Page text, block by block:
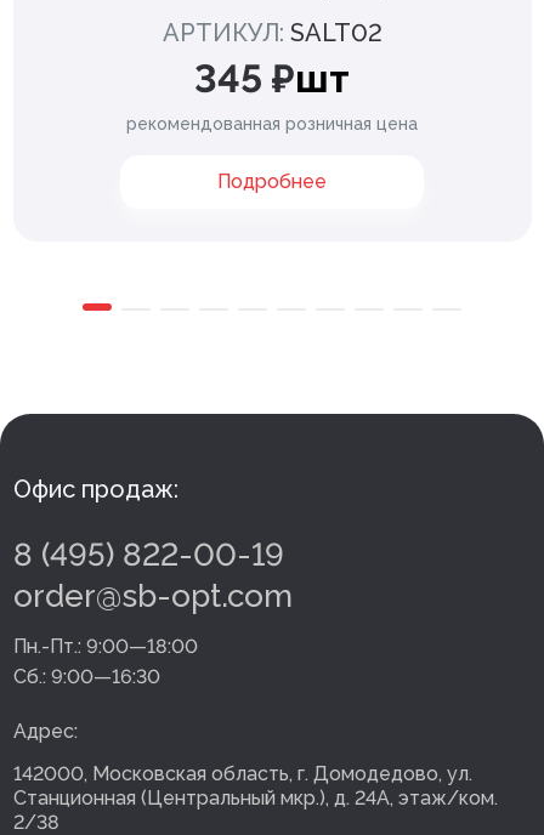
АРТИКУЛ: SALT02
345 ₽шт
рекомендованная розничная цена
Подробнее
Офис продаж:
8 (495) 822-00-19
order@sb-opt.com
Пн.-Пт.: 9:00—18:00
Сб.: 9:00—16:30
Адрес:
142000, Московская область, г. Домодедово, ул.
Станционная (Центральный мкр.), д. 24А, этаж/ком.
2/38